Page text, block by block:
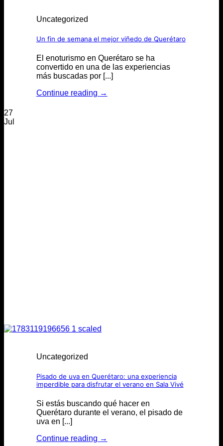
Uncategorized
Un fin de semana el mejor viñedo de Querétaro
El enoturismo en Querétaro se ha
convertido en una de las experiencias
más buscadas por [...]
Continue reading →
27
Jul
Uncategorized
Pisado de uva en Querétaro: una experiencia
imperdible para disfrutar el verano en Sala Vivé
Si estás buscando qué hacer en
Querétaro durante el verano, el pisado de
uva en [...]
Continue reading →